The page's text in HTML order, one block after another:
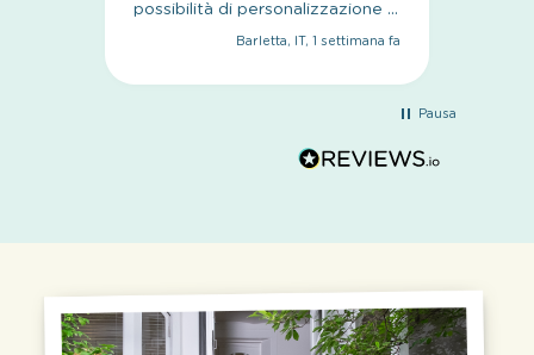
possibilità di personalizzazione in
Barletta, IT, 1 settimana fa
Pausa